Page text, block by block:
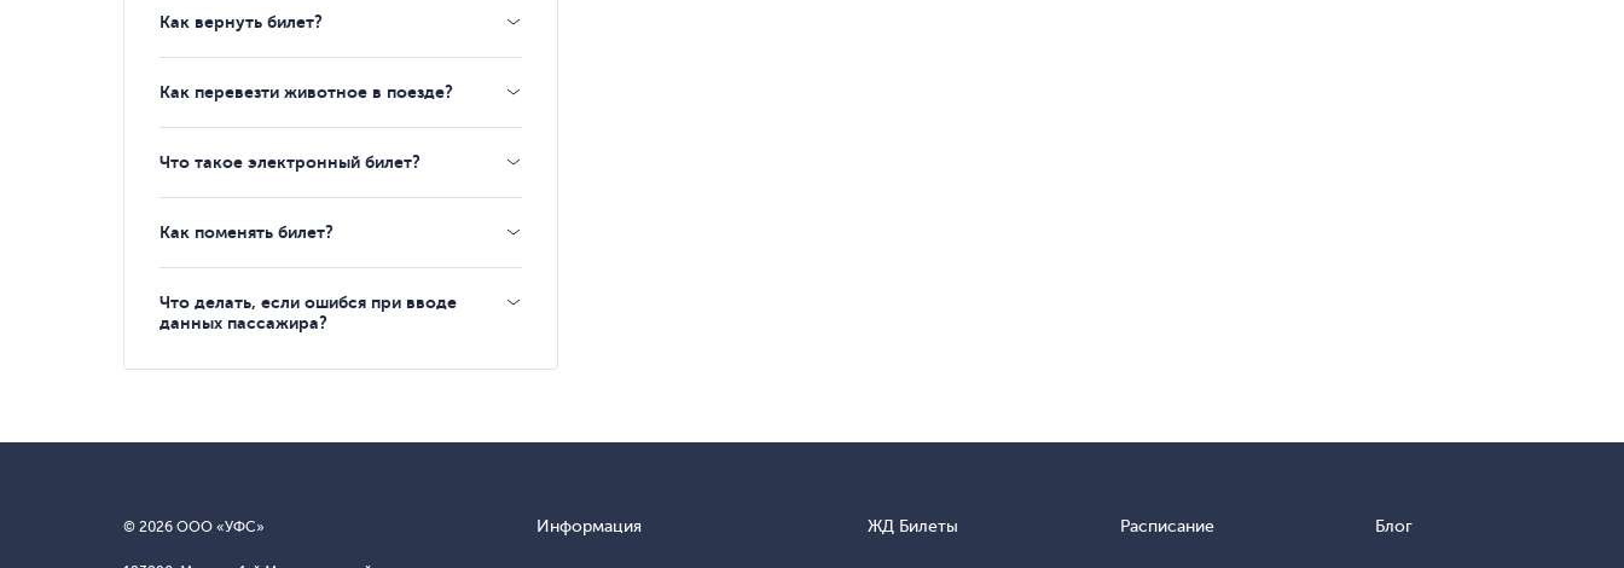
Как вернуть билет?
Как перевезти животное в поезде?
Что такое электронный билет?
Как поменять билет?
Что делать, если ошибся при вводе
данных пассажира?
© 2026 ООО «УФС» Информация ЖД Билеты Расписание Блог